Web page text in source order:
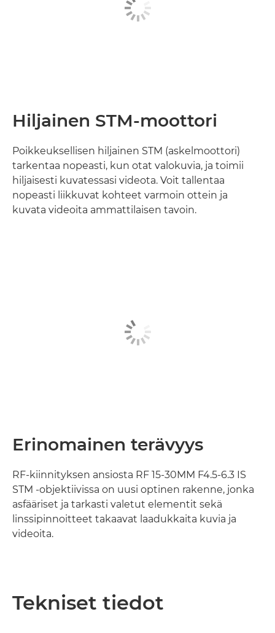
Hiljainen STM-moottori
Poikkeuksellisen hiljainen STM (askelmoottori)
tarkentaa nopeasti, kun otat valokuvia, ja toimii
hiljaisesti kuvatessasi videota. Voit tallentaa
nopeasti liikkuvat kohteet varmoin ottein ja
kuvata videoita ammattilaisen tavoin.
Erinomainen terävyys
RF-kiinnityksen ansiosta RF 15-30MM F4.5-6.3 IS
STM -objektiivissa on uusi optinen rakenne, jonka
asfääriset ja tarkasti valetut elementit sekä
linssipinnoitteet takaavat laadukkaita kuvia ja
videoita.
Tekniset tiedot